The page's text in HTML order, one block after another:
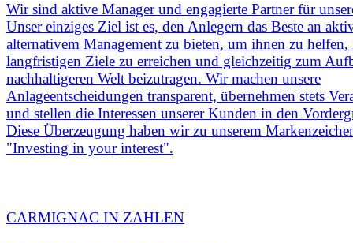
Wir sind aktive Manager und engagierte Partner für
Unser einziges Ziel ist es, den Anlegern das Beste an
alternativem Management zu bieten, um ihnen zu helfen,
langfristigen Ziele zu erreichen und gleichzeitig zum
nachhaltigeren Welt beizutragen. Wir machen unsere
Anlageentscheidungen transparent, übernehmen stets
und stellen die Interessen unserer Kunden in den
Diese Überzeugung haben wir zu unserem
"Investing in your interest".
CARMIGNAC IN ZAHLEN